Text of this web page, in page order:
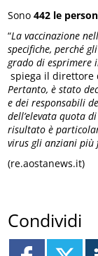
Sono442 le
“La vaccinazione
specifiche, perché
grado di esprimere
spiega il direttore
Pertanto, è stato
e dei responsabili
dell’elevata quota
risultato è
virus gli anziani più
(re.aostanews.it)
Condividi